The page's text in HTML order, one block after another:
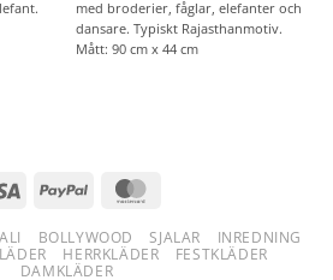
med broderier, fåglar, elefanter och
dansare. Typiskt Rajasthanmotiv.
Mått: 90 cm x 44 cm
Visa PayPal
BOLLYWOOD SJALAR
INREDNING
HERRKLÄDER
FESTKLÄDER
DAMKLÄDER